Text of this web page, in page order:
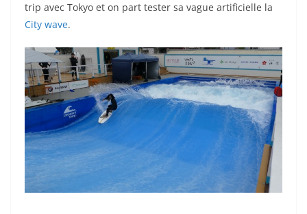
trip avec Tokyo et on part tester sa vague artificielle la
City wave.